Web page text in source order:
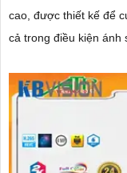
cao, được thiết kế để